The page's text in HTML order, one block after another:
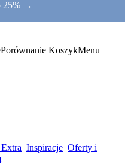
25% →
Porównanie KoszykMenu
Inspiracje Oferty i